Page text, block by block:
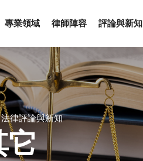
專業領域 律師陣容 評論與新知
法律評論與新知
它